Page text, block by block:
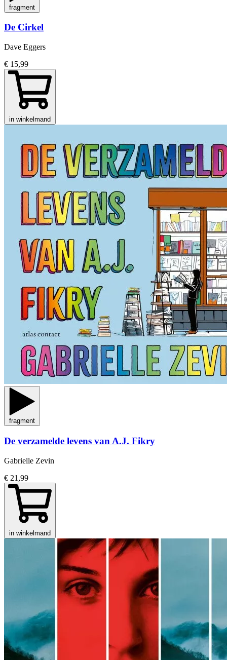
fragment
De Cirkel
Dave Eggers
€ 15,99
in winkelmand
fragment
De verzamelde levens van A.J. Fikry
Gabrielle Zevin
€ 21,99
in winkelmand